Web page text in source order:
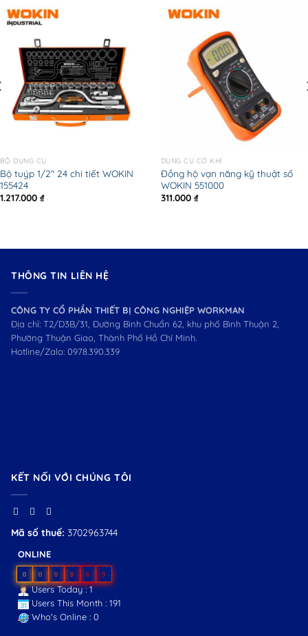
BỘ DỤNG CỤ
Bộ tuýp 1/2″ 24 chi tiết WOKIN
155424
1.217.000 ₫
DỤNG CỤ CƠ KHÍ
Đồng hộ vạn năng kỹ thuật số
WOKIN 551000
311.000 ₫
THÔNG TIN LIÊN HỆ
CÔNG TY CỔ PHẦN THIẾT BỊ CÔNG NGHIỆP WORKMAN
Địa chỉ: T2/D3B/31, Đường Bình Chuẩn 62, khu phố Bình Thuận 2,
Phường Thuận Giao, Thành Phố Hồ Chí Minh.
Hotline/Zalo: 0978.390.339
KẾT NỐI VỚI CHÚNG TÔI
Mã số thuế: 3702963744
ONLINE
0 0 0 8 6 9
Users Today : 1
Users This Month : 191
Who's Online : 0